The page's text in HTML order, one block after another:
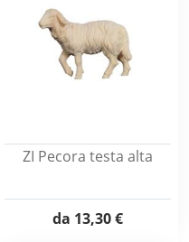
ZI Pecora testa alta
da 13,30 €